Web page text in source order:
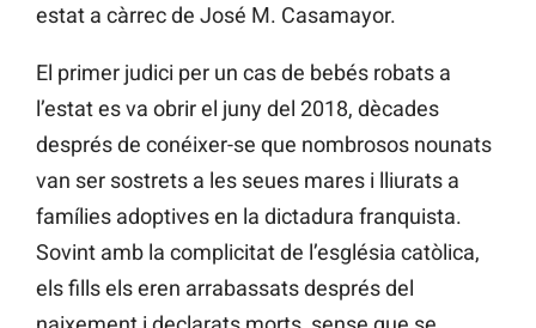
estat a càrrec de José M. Casamayor.
El primer judici per un cas de bebés robats a
l’estat es va obrir el juny del 2018, dècades
després de conéixer-se que nombrosos nounats
van ser sostrets a les seues mares i lliurats a
famílies adoptives en la dictadura franquista.
Sovint amb la complicitat de l’església catòlica,
els fills els eren arrabassats després del